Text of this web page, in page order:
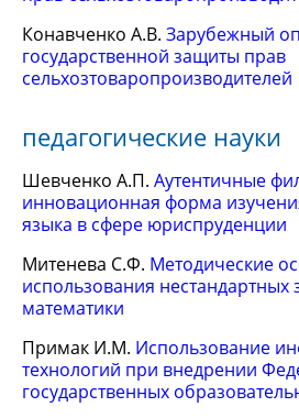
Конавченко А.В. Зарубежный
государственной защиты прав
сельхозтоваропроизводителей
педагогические науки
Шевченко А.П. Аутентичные
инновационная форма
языка в сфере юриспруденции
Митенева С.Ф. Методические
использования нестандартных
математики
Примак И.М. Использование
технологий при внедрении
государственных